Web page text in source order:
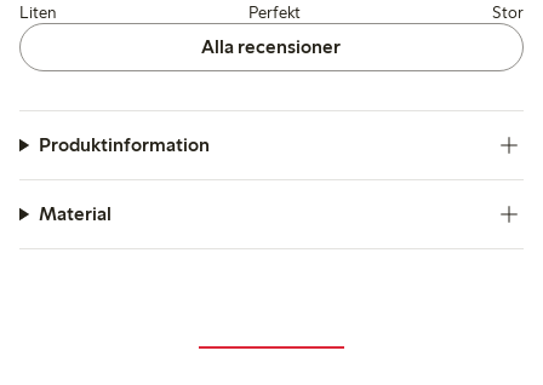
Liten Perfekt Stor
Alla recensioner
Produktinformation
Material